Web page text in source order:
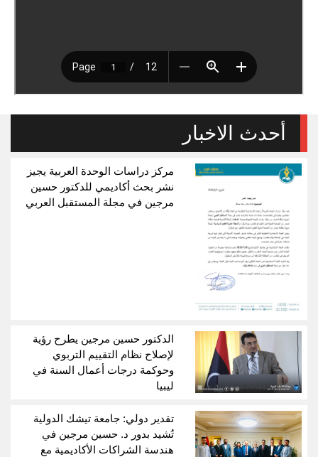
أحدث الاخبار
مركز دراسات الوحدة العربية يجيز
نشر بحث أكاديمي للدكتور حسين
مرجين في مجلة المستقبل العربي
الدكتور حسين مرجين يطرح رؤية
لإصلاح نظام التقييم التربوي
وحوكمة درجات أعمال السنة في
ليبيا
تقدير دولي: جامعة تيشك الدولية
تُشيد بدور د. حسين مرجين في
هندسة الشراكات الأكاديمية مع